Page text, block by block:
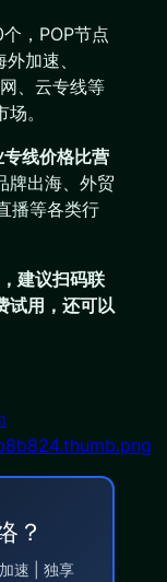
，POP节点
加速、
、云专线等
。
专线价格比营
牌出海、外贸
播等各类行
建议扫码联
试用，还可以
？
速 | 独享